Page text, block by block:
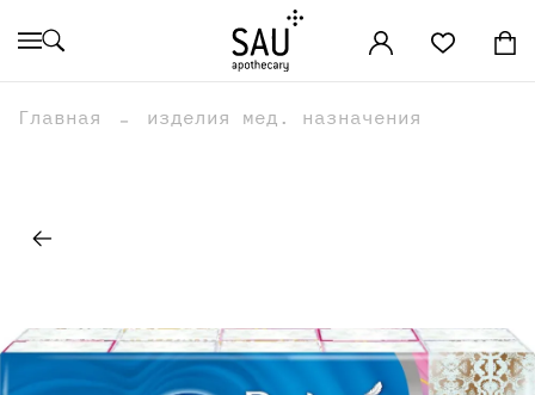
Главная изделия мед. назначения